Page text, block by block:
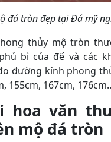
đá tròn đẹp tại Đá mỹ
thủy mộ tròn
bì của đế và các
đường kính phong
155cm, 167cm, 176cm..
hoa văn
mộ đá tròn